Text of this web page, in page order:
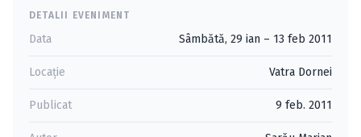
DETALII EVENIMENT
Data Sâmbătă, 29 ian – 13 feb 2011
Locație Vatra Dornei
Publicat 9 feb. 2011